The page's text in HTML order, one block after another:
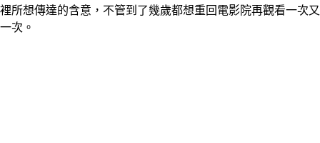
裡所想傳達的含意，不管到了幾歲都想重回電影院再觀看一次又
一次。